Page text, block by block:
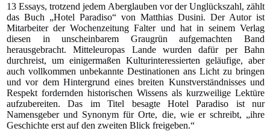
13 Essays, trotzend jedem Aberglauben vor der Unglückszahl, zählt
das Buch „Hotel Paradiso“ von Matthias Dusini. Der Autor ist
Mitarbeiter der Wochenzeitung Falter und hat in seinem Verlag
diesen in unscheinbarem Graugrün aufgemachten Band
herausgebracht. Mitteleuropas Lande wurden dafür per Bahn
durchreist, um einigermaßen Kulturinteressierten geläufige, aber
auch vollkommen unbekannte Destinationen ans Licht zu bringen
und vor dem Hintergrund eines breiten Kunstverständnisses und
Respekt fordernden historischen Wissens als kurzweilige Lektüre
aufzubereiten. Das im Titel besagte Hotel Paradiso ist nur
Namensgeber und Synonym für Orte, die, wie er schreibt, „ihre
Geschichte erst auf den zweiten Blick freigeben.“